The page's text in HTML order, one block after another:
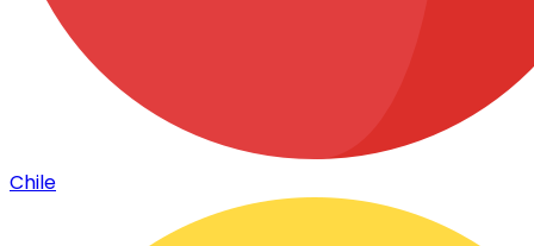
Chile